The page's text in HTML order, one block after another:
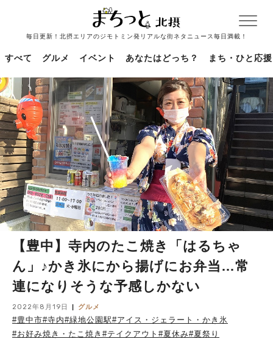
毎日更新！北摂エリアのジモトミン発リアルな街ネタニュース毎日満載！
すべて グルメ イベント あなたはどっち？ まち・ひと応援
【豊中】寺内のたこ焼き「はるちゃ
ん」♪かき氷にから揚げにお弁当…常
連になりそうな予感しかない
2022年8月19日 グルメ
#豊中市#寺内#緑地公園駅#アイス・ジェラート・かき氷
#お好み焼き・たこ焼き #テイクアウト #夏休み#夏祭り